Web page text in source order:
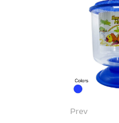
Prev